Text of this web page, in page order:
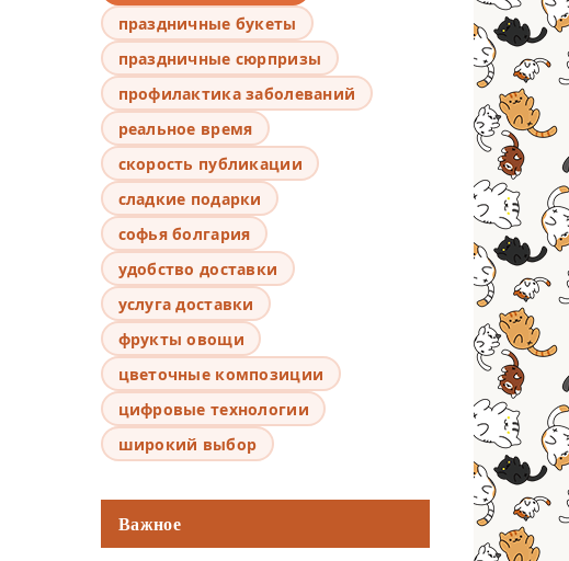
праздничные букеты
праздничные сюрпризы
профилактика заболеваний
реальное время
скорость публикации
сладкие подарки
софья болгария
удобство доставки
услуга доставки
фрукты овощи
цветочные композиции
цифровые технологии
широкий выбор
Важное